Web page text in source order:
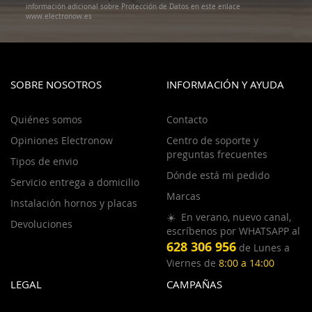
información adicional sobre Protección de Datos en este enlace
www.electronow.es
SOBRE NOSOTROS
Quiénes somos
Opiniones Electronow
Tipos de envio
Servicio entrega a domicilio
Instalación hornos y placas
Devoluciones
INFORMACIÓN Y AYUDA
Contacto
Centro de soporte y
preguntas frecuentes
Dónde está mi pedido
Marcas
☀️ En verano, nuevo canal,
escríbenos por WHATSAPP al
628 306 956 de Lunes a
Viernes de 8:00 a 14:00
LEGAL CAMPAÑAS